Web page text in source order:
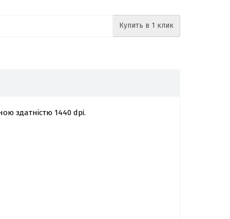
Купить в 1 клик
здатністю 1440 dpi.